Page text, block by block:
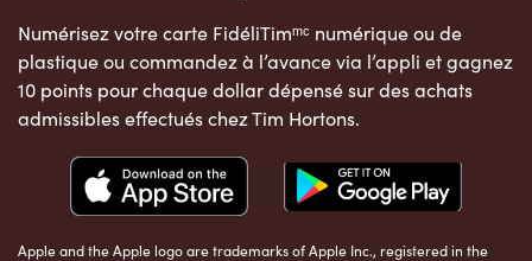
Numérisez votre carte FidéliTimᵐᶜ numérique ou de
plastique ou commandez à l’avance via l’appli et gagnez
10 points pour chaque dollar dépensé sur des achats
admissibles effectués chez Tim Hortons.
Apple and the Apple logo are trademarks of Apple Inc., registered in the